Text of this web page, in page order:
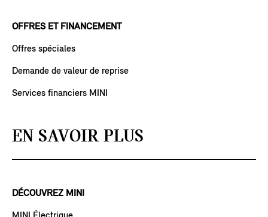
OFFRES ET FINANCEMENT
Offres spéciales
Demande de valeur de reprise
Services financiers MINI
EN SAVOIR PLUS
DÉCOUVREZ MINI